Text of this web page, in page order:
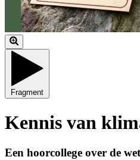
Fragment
Kennis van
Een hoorcollege over de